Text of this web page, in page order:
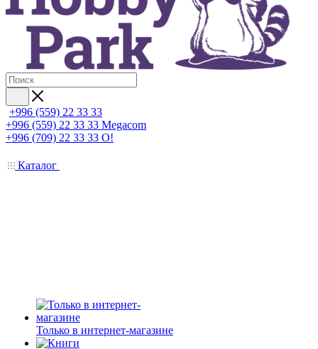
+996 (559) 22 33 33
+996 (559) 22 33 33 Megacom
+996 (709) 22 33 33 O!
Каталог
Только в интернет-магазине